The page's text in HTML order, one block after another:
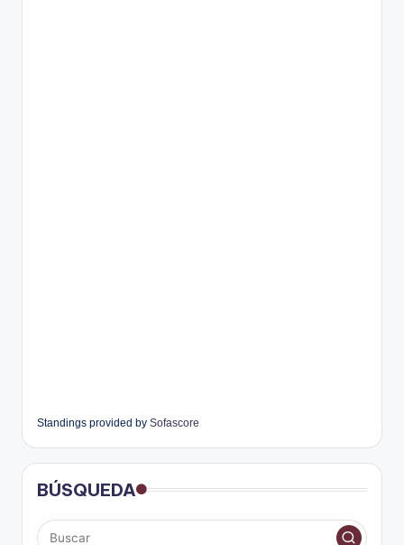
Standings provided by Sofascore
BÚSQUEDA